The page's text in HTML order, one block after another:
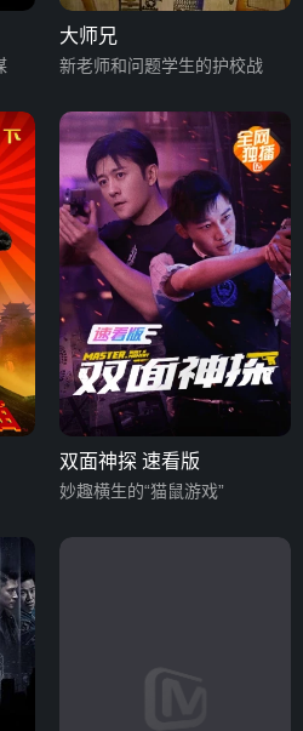
大师兄
新老师和问题学生的护校战
双面神探 速看版
妙趣横生的“猫鼠游戏”